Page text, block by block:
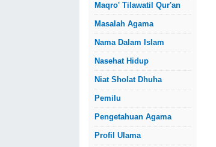
Maqro' Tilawatil Qur'an
Masalah Agama
Nama Dalam Islam
Nasehat Hidup
Niat Sholat Dhuha
Pemilu
Pengetahuan Agama
Profil Ulama